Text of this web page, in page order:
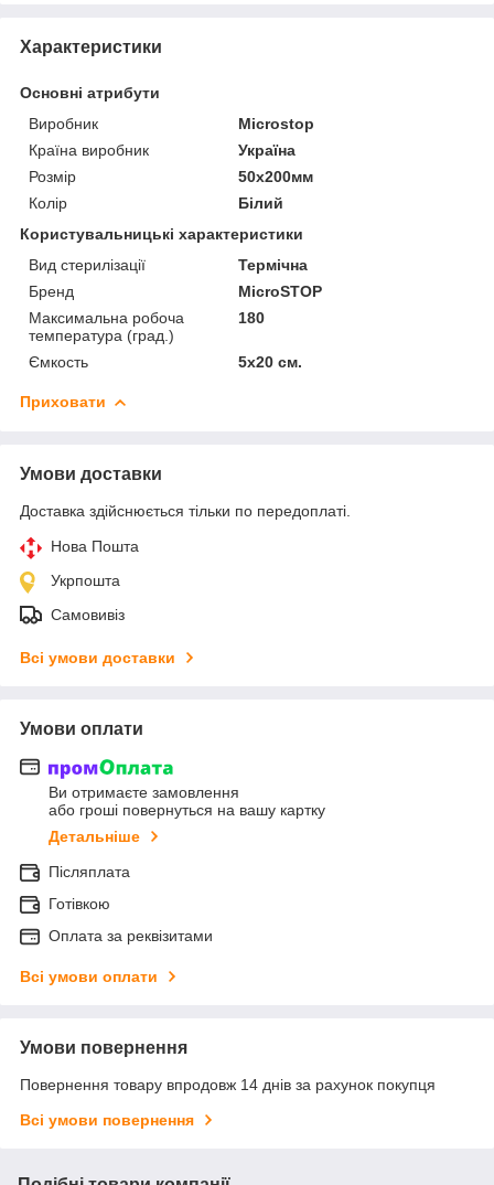
Характеристики
Основні атрибути
Виробник
Microstop
Країна виробник
Україна
Розмір
50x200мм
Колір
Білий
Користувальницькі характеристики
Вид стерилізації
Термічна
Бренд
MicroSTOP
Максимальна робоча
температура (град.)
180
Ємкость 5х20 см.
Приховати
Умови доставки
Доставка здійснюється тільки по передоплаті.
Нова Пошта
Укрпошта
Самовивіз
Всі умови доставки
Умови оплати
Ви отримаєте замовлення
або гроші повернуться на вашу картку
Детальніше
Післяплата
Готівкою
Оплата за реквізитами
Всі умови оплати
Умови повернення
Повернення товару впродовж 14 днів за рахунок покупця
Всі умови повернення